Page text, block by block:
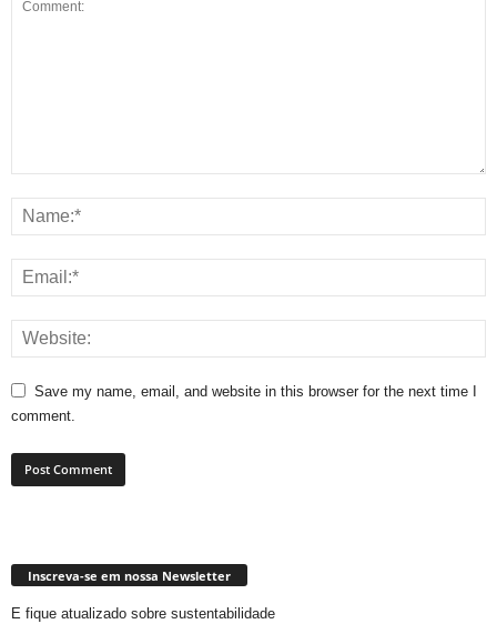
Save my name, email, and website in this browser for the next time I
comment.
Inscreva-se em nossa Newsletter
E fique atualizado sobre sustentabilidade